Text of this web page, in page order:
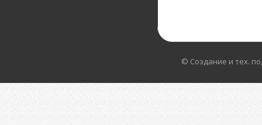
© Создание и тех.